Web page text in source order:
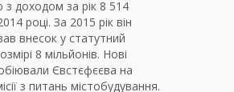
з доходом за рік 8 514
році. За 2015 рік він
внесок у статутний
8 мільйонів. Нові
Євстєфєєва на
з питань містобудування.